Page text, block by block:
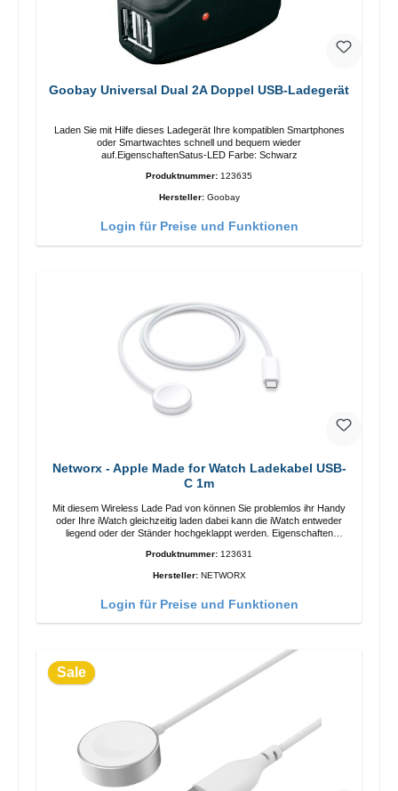
Goobay Universal Dual 2A Doppel USB-Ladegerät
Laden Sie mit Hilfe dieses Ladegerät Ihre kompatiblen Smartphones
oder Smartwachtes schnell und bequem wieder
auf.EigenschaftenSatus-LED Farbe: Schwarz
Produktnummer: 123635
Hersteller: Goobay
Login für Preise und Funktionen
Networx - Apple Made for Watch Ladekabel USB-
C 1m
Mit diesem Wireless Lade Pad von können Sie problemlos ihr Handy
oder Ihre iWatch gleichzeitig laden dabei kann die iWatch entweder
liegend oder der Ständer hochgeklappt werden. Eigenschaften
Produktnummer: 123631
Hersteller: NETWORX
Login für Preise und Funktionen
Sale